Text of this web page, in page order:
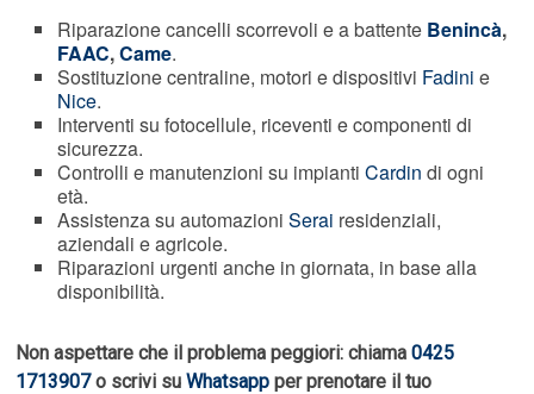
Riparazione cancelli scorrevoli e a battente Benincà,
FAAC,Came.
Sostituzione centraline, motori e dispositivi Fadini e
Nice.
Interventi su fotocellule, riceventi e componenti di
sicurezza.
Controlli e manutenzioni su impiantiCardin di ogni
età.
Assistenza su automazioniSerai residenziali,
aziendali e agricole.
Riparazioni urgenti anche in giornata, in base alla
disponibilità.
Non aspettare che il problema peggiori: chiama0425
1713907o scrivi suWhatsapp per prenotare il tuo